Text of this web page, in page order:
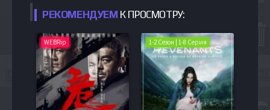
РЕКОМЕНДУЕМ К ПРОСМОТРУ:
WEBRip 1-2 Сезон | 1-8 Серия